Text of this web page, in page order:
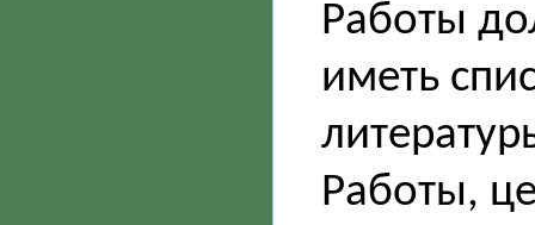
Работы
иметь
Работы,